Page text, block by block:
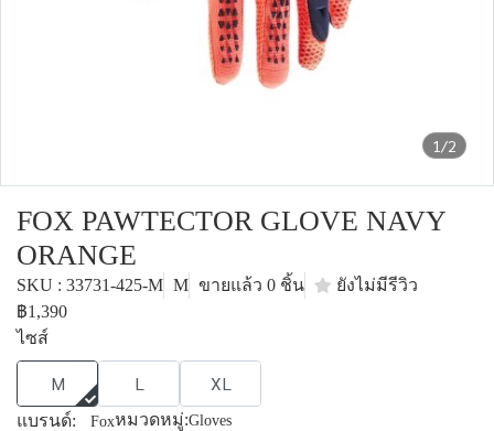
1/2
FOX PAWTECTOR GLOVE NAVY
ORANGE
SKU : 33731-425-M M ขายแล้ว 0 ชิ้น
ยังไม่มีรีวิว
฿1,390
ไซส์
M L XL
แบรนด์: Foxหมวดหมู่:Gloves